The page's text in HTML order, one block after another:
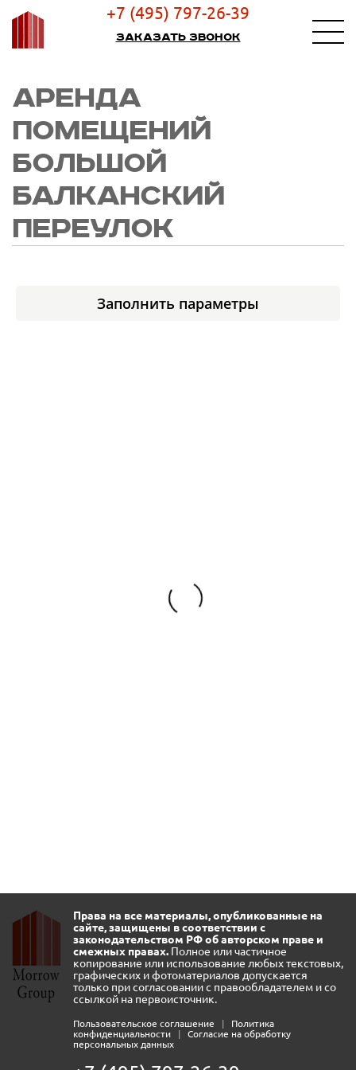
+7 (495) 797-26-39
Заказать звонок
АРЕНДА
ПОМЕЩЕНИЙ
БОЛЬШОЙ
БАЛКАНСКИЙ
ПЕРЕУЛОК
Заполнить параметры
Права на все материалы, опубликованные на
сайте, защищены в соответствии с
законодательством РФ об авторском праве и
смежных правах. Полное или частичное
копирование или использование любых текстовых,
графических и фотоматериалов допускается
только при согласовании с правообладателем и со
ссылкой на первоисточник.
Пользовательское соглашение |
Политика
конфиденциальности
|
Согласие на обработку
персональных данных